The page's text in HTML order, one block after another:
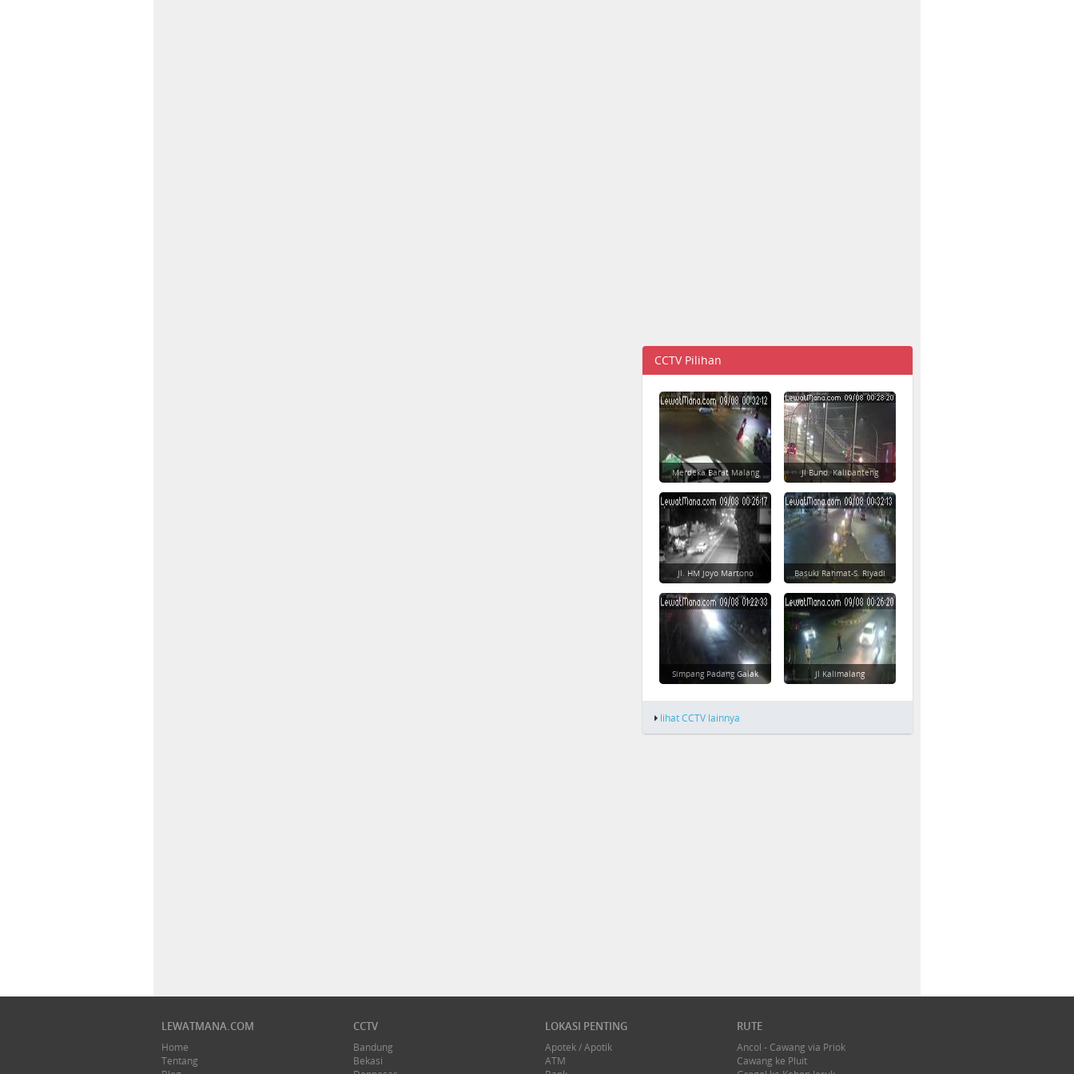
CCTV Pilihan
Merdeka Barat Malang Jl Bund. Kalibanteng
Jl. HM Joyo Martono Basuki Rahmat-S. Riyadi
Simpang Padang Galak Jl Kalimalang
lihat CCTV lainnya
LEWATMANA.COM
Home
Tentang
CCTV
Bandung
Bekasi
LOKASI PENTING
Apotek / Apotik
ATM
RUTE
Ancol - Cawang via Priok
Cawang ke Pluit